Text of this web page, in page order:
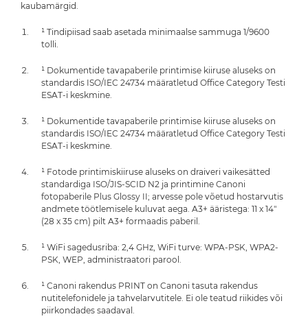
kaubamärgid.
¹ Tindipiisad saab asetada minimaalse sammuga 1/9600
tolli.
¹ Dokumentide tavapaberile printimise kiiruse aluseks on
standardis ISO/IEC 24734 määratletud Office Category Testi
ESAT-i keskmine.
¹ Dokumentide tavapaberile printimise kiiruse aluseks on
standardis ISO/IEC 24734 määratletud Office Category Testi
ESAT-i keskmine.
¹ Fotode printimiskiiruse aluseks on draiveri vaikesätted
standardiga ISO/JIS-SCID N2 ja printimine Canoni
fotopaberile Plus Glossy II; arvesse pole võetud hostarvutis
andmete töötlemisele kuluvat aega. A3+ ääristega: 11 x 14"
(28 x 35 cm) pilt A3+ formaadis paberil.
¹ WiFi sagedusriba: 2,4 GHz, WiFi turve: WPA-PSK, WPA2-
PSK, WEP, administraatori parool.
¹ Canoni rakendus PRINT on Canoni tasuta rakendus
nutitelefonidele ja tahvelarvutitele. Ei ole teatud riikides või
piirkondades saadaval.